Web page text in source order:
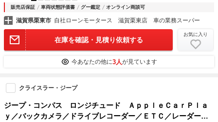
販売店保証 車両状態評価書 グー鑑定 オンライン商談可
滋賀県栗東市 自社ローンモータース 滋賀栗東店 車の業務スーパー
在庫を確認・見積り依頼する
お気に入り
今あなたの他に3人が見ています
クライスラー・ジープ
ジープ・コンパス ロンジチュード ＡｐｐｌｅＣａｒＰｌａ
ｙ／バックカメラ／ドライブレコーダー／ＥＴＣ／レーダーク